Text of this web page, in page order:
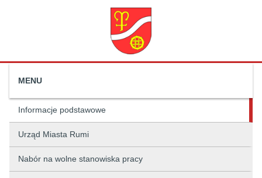
MENU
Informacje podstawowe
Urząd Miasta Rumi
Nabór na wolne stanowiska pracy